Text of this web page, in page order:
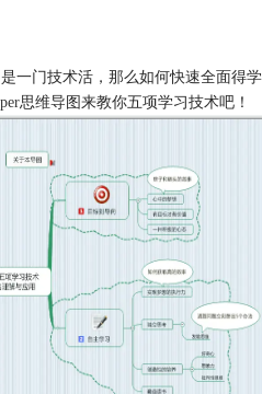
一门技术活，那么如何快速全面得学
思维导图来教你五项学习技术吧！